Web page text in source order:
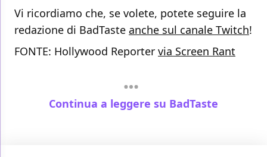
Vi ricordiamo che, se volete, potete seguire la
redazione di BadTaste anche sul canale Twitch!
FONTE: Hollywood Reporter via Screen Rant
Continua a leggere su BadTaste